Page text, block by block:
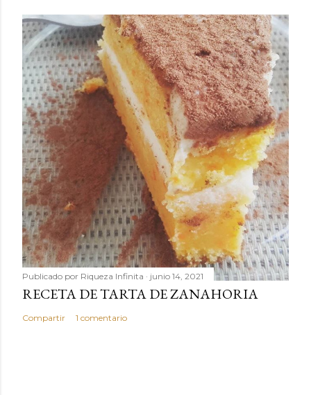
Publicado por Riqueza Infinita junio 14, 2021
RECETA DE TARTA DE ZANAHORIA
Compartir 1 comentario